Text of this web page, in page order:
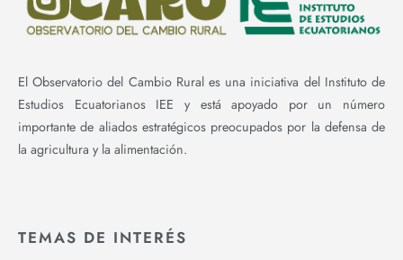
El Observatorio del Cambio Rural es una iniciativa del Instituto de
Estudios Ecuatorianos IEE y está apoyado por un número
importante de aliados estratégicos preocupados por la defensa de
la agricultura y la alimentación.
TEMAS DE INTERÉS